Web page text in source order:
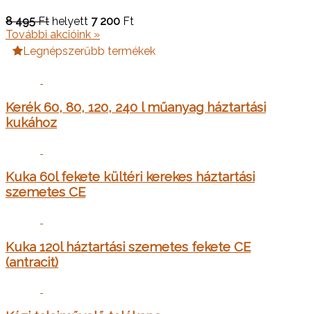
8 495 Ft helyett 7 200 Ft
További akcióink »
Legnépszerűbb termékek
Kerék 60, 80, 120, 240 l műanyag háztartási
kukához
Kuka 60l fekete kültéri kerekes háztartási
szemetes CE
Kuka 120l háztartási szemetes fekete CE
(antracit)